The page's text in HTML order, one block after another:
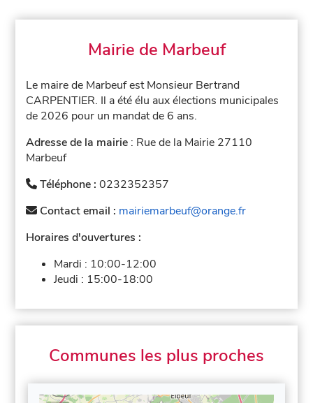
Mairie de Marbeuf
Le maire de Marbeuf est Monsieur Bertrand
CARPENTIER. Il a été élu aux élections municipales
de 2026 pour un mandat de 6 ans.
Adresse de la mairie : Rue de la Mairie 27110
Marbeuf
Téléphone :0232352357
Contact email : mairiemarbeuf@orange.fr
Horaires d'ouvertures :
Mardi : 10:00-12:00
Jeudi : 15:00-18:00
Communes les plus proches